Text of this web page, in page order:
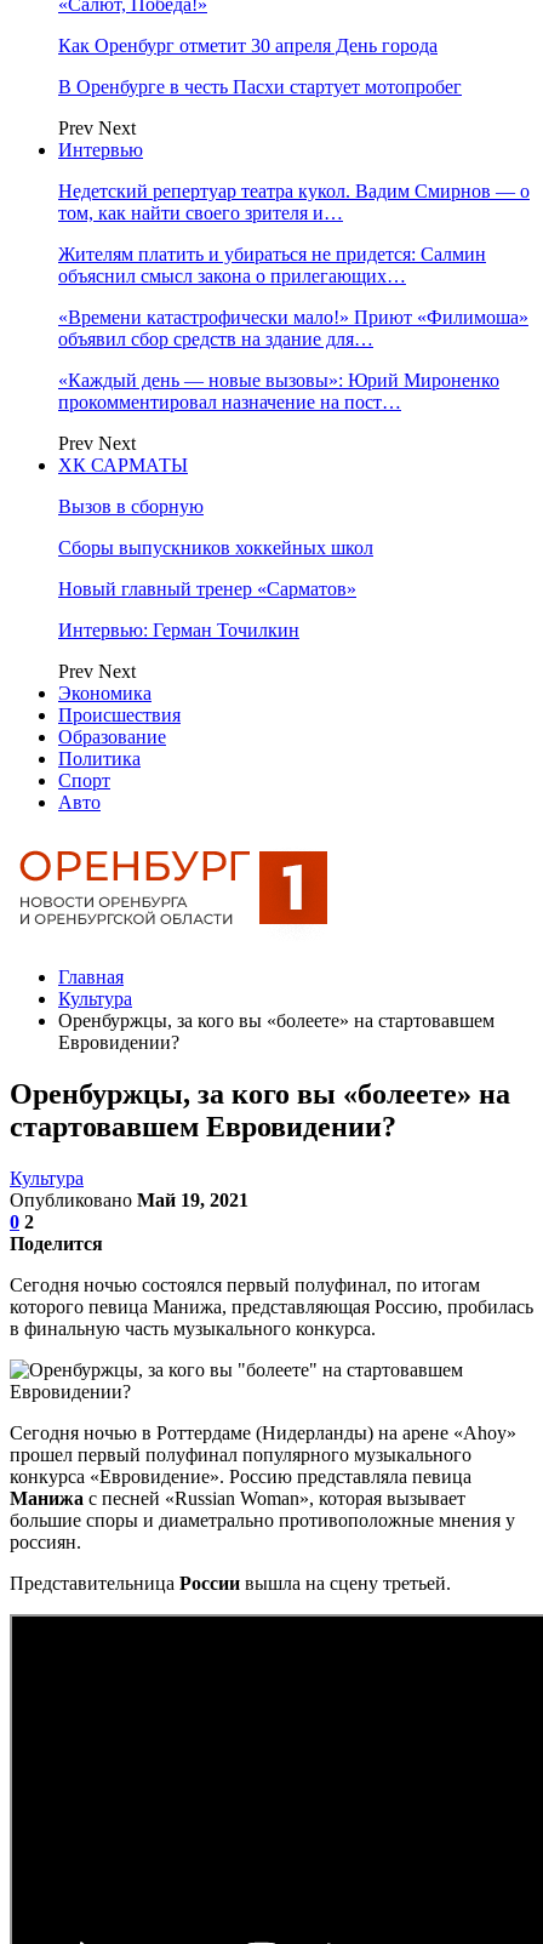
«Салют, Победа!»
Как Оренбург отметит 30 апреля День города
В Оренбурге в честь Пасхи стартует мотопробег
Prev Next
Интервью
Недетский репертуар театра кукол. Вадим Смирнов — о
том, как найти своего зрителя и…
Жителям платить и убираться не придется: Салмин
объяснил смысл закона о прилегающих…
«Времени катастрофически мало!» Приют «Филимоша»
объявил сбор средств на здание для…
«Каждый день — новые вызовы»: Юрий Мироненко
прокомментировал назначение на пост…
Prev Next
ХК САРМАТЫ
Вызов в сборную
Сборы выпускников хоккейных школ
Новый главный тренер «Сарматов»
Интервью: Герман Точилкин
Prev Next
Экономика
Происшествия
Образование
Политика
Спорт
Авто
Главная
Культура
Оренбуржцы, за кого вы «болеете» на стартовавшем
Евровидении?
Оренбуржцы, за кого вы «болеете» на
стартовавшем Евровидении?
Культура
Опубликовано Май 19, 2021
0 2
Поделится
Сегодня ночью состоялся первый полуфинал, по итогам
которого певица Манижа, представляющая Россию, пробилась
в финальную часть музыкального конкурса.
Сегодня ночью в Роттердаме (Нидерланды) на арене «Ahoy»
прошел первый полуфинал популярного музыкального
конкурса «Евровидение». Россию представляла певица
Манижа с песней «Russian Woman», которая вызывает
большие споры и диаметрально противоположные мнения у
россиян.
Представительница России вышла на сцену третьей.